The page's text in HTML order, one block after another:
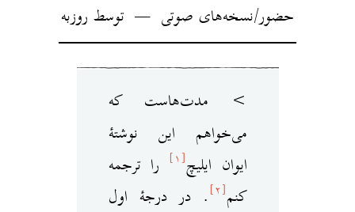
نسخه‌های صوتی توسطروزبه
می‌خواهم این نوشتهٔ
[۱]را ترجمه
. در درجهٔ اول